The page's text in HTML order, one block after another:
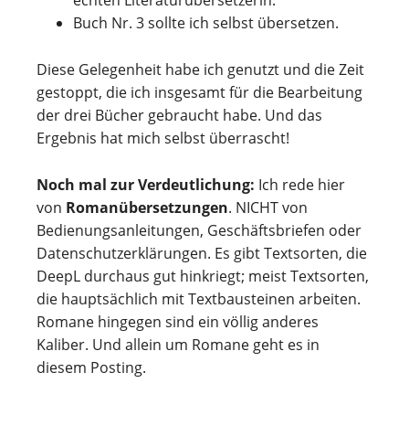
Buch Nr. 3 sollte ich selbst übersetzen.
Diese Gelegenheit habe ich genutzt und die Zeit
gestoppt, die ich insgesamt für die Bearbeitung
der drei Bücher gebraucht habe. Und das
Ergebnis hat mich selbst überrascht!
Noch mal zur Verdeutlichung: Ich rede hier
von Romanübersetzungen. NICHT von
Bedienungsanleitungen, Geschäftsbriefen oder
Datenschutzerklärungen. Es gibt Textsorten, die
DeepL durchaus gut hinkriegt; meist Textsorten,
die hauptsächlich mit Textbausteinen arbeiten.
Romane hingegen sind ein völlig anderes
Kaliber. Und allein um Romane geht es in
diesem Posting.